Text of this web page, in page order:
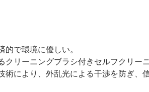
で環境に優しい。
クリーニングブラシ付きセルフクリー
術により、外乱光による干渉を防ぎ、